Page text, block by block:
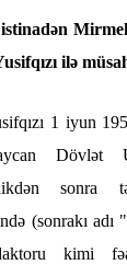
ilə
1 iyun
Dövlət
sonra
(sonrakı
kimi